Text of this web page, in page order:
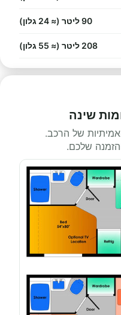
90 ליטר (≈ 24 גלון)
208 ליטר (≈ 55 גלון)
שינה
של הרכב.
שלכם.